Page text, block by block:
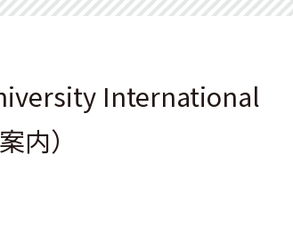
International
内）